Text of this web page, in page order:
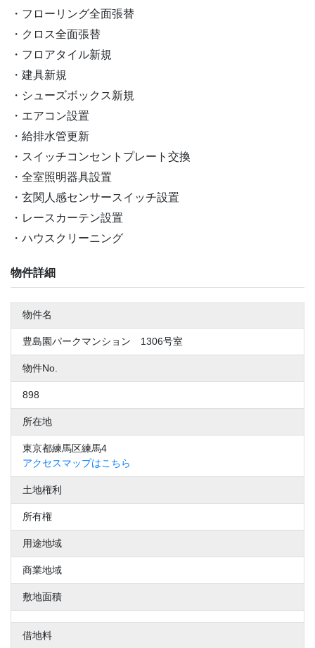
フローリング全面張替
クロス全面張替
フロアタイル新規
建具新規
シューズボックス新規
エアコン設置
給排水管更新
スイッチコンセントプレート交換
全室照明器具設置
玄関人感センサースイッチ設置
レースカーテン設置
ハウスクリーニング
物件詳細
物件名
豊島園パークマンション 1306号室
物件No.
898
所在地
東京都練馬区練馬4
アクセスマップはこちら
土地権利
所有権
用途地域
商業地域
敷地面積
借地料